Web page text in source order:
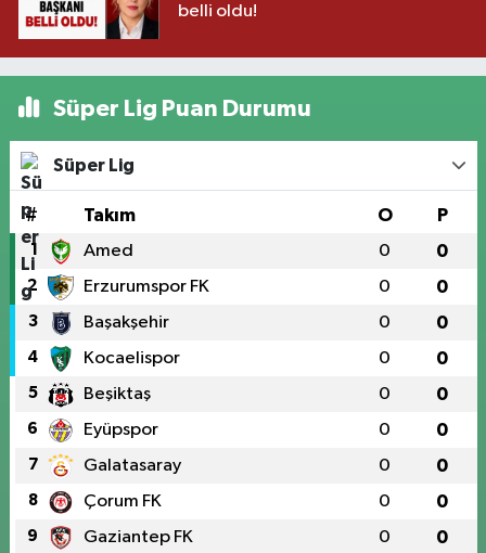
belli oldu!
Süper Lig Puan Durumu
Süper Lig
# Takım O P
1 Amed 0 0
2 Erzurumspor FK 0 0
3 Başakşehir 0 0
4 Kocaelispor 0 0
5 Beşiktaş 0 0
6 Eyüpspor 0 0
7 Galatasaray 0 0
8 Çorum FK 0 0
9 Gaziantep FK 0 0